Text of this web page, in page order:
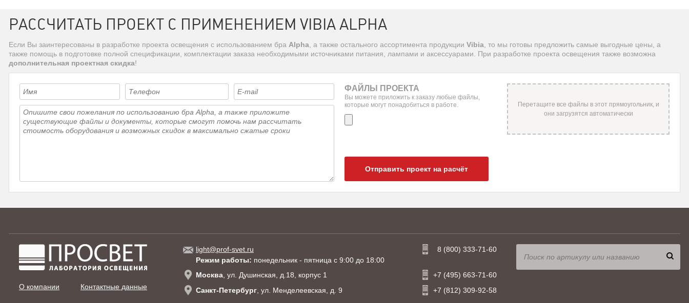
РАССЧИТАТЬ ПРОЕКТ С ПРИМЕНЕНИЕМ VIBIA ALPHA
Если Вы заинтересованы в разработке проекта освещения с использованием бра Alpha , а также остального ассортимента продукции Vibia , то мы готовы предложить самые выгодные цены, а
также помощь в подготовке полной спецификации, комплектации заказа необходимыми источниками питания, лампами и аксессуарами. При разработке проекта освещения также возможна
дополнительная проектная скидка!
ФАЙЛЫ ПРОЕКТА
Вы можете приложить к заказу любые файлы,
которые могут понадобиться в работе.
Отправить проект на расчёт
О компании Контактные данные
light@prof-svet.ru
Режим работы: понедельник - пятница с 9:00 до 18:00
Москва , ул. Душинская, д.18, корпус 1
Санкт-Петербург , ул. Менделеевская, д. 9
8 (800) 333-71-60
+7 (495) 663-71-60
+7 (812) 309-92-58